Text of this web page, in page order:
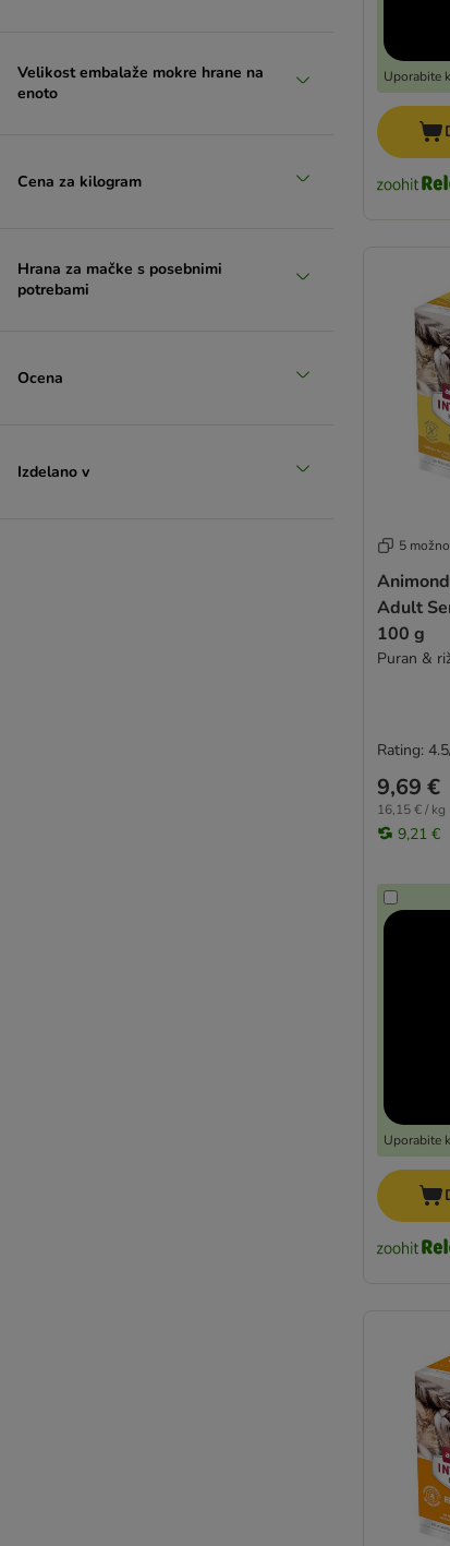
Velikost embalaže mokre hrane na
enoto
Cena za kilogram
Hrana za mačke s posebnimi
potrebami
Ocena
Izdelano v
Uporabite
5
Adult
100 g
Puran &
9,69 €
16,15 € / kg
9,21 €
Uporabite
Rating: